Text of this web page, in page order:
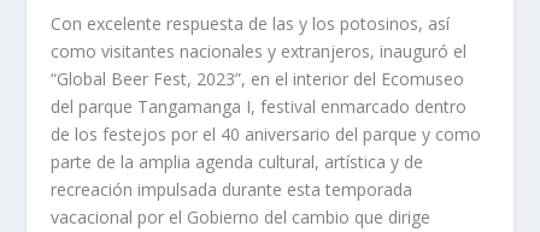
Con excelente respuesta de las y los potosinos, así
como visitantes nacionales y extranjeros, inauguró el
“Global Beer Fest, 2023”, en el interior del Ecomuseo
del parque Tangamanga I, festival enmarcado dentro
de los festejos por el 40 aniversario del parque y como
parte de la amplia agenda cultural, artística y de
recreación impulsada durante esta temporada
vacacional por el Gobierno del cambio que dirige